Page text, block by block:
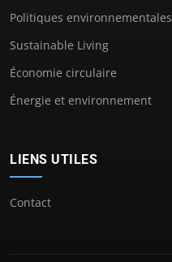
Politiques environnementales
Sustainable Living
Économie circulaire
Énergie et environnement
LIENS UTILES
Contact